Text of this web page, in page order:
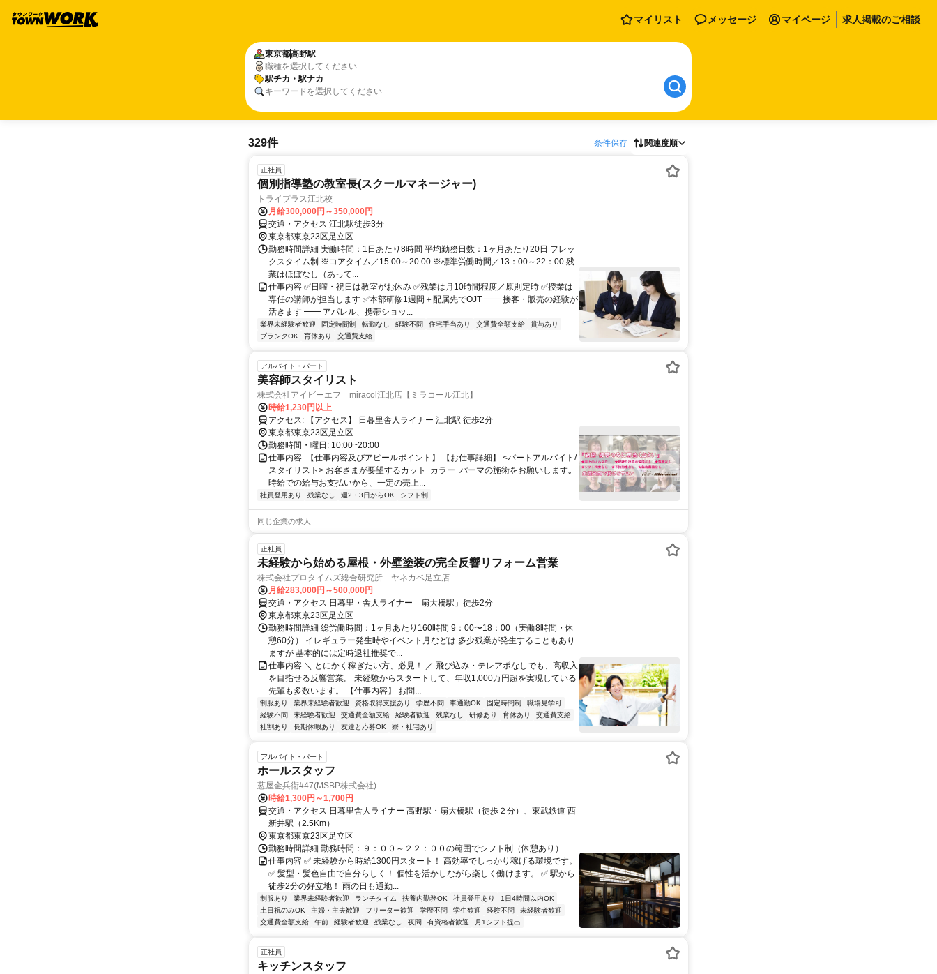
マイリスト メッセージ マイページ 求人掲載のご相談
東京都高野駅
職種を選択してください
駅チカ・駅ナカ
キーワードを選択してください
329件 条件保存 関連度順
正社員
個別指導塾の教室長(スクールマネージャー)
トライプラス江北校
月給300,000円～350,000円
交通・アクセス 江北駅徒歩3分
東京都東京23区足立区
勤務時間詳細 実働時間：1日あたり8時間 平均勤務日数：1ヶ月あたり20日 フレッ
クスタイム制 ※コアタイム／15:00～20:00 ※標準労働時間／13：00～22：00 残
業はほぼなし（あって...
仕事内容 ✅日曜・祝日は教室がお休み ✅残業は月10時間程度／原則定時 ✅授業は
専任の講師が担当します ✅本部研修1週間＋配属先でOJT ━━ 接客・販売の経験が
活きます ━━ アパレル、携帯ショッ...
業界未経験者歓迎 固定時間制 転勤なし 経験不問 住宅手当あり 交通費全額支給
賞与あり
ブランクOK
育休あり 交通費支給
アルバイト・パート
美容師スタイリスト
株式会社アイビーエフ miracol江北店【ミラコール江北】
時給1,230円以上
アクセス: 【アクセス】 日暮里舎人ライナー 江北駅 徒歩2分
東京都東京23区足立区
勤務時間・曜日: 10:00~20:00
仕事内容: 【仕事内容及びアピールポイント】 【お仕事詳細】 <パートアルバイト/
スタイリスト> お客さまが要望するカット･カラー･パーマの施術をお願いします｡
時給での給与お支払いから、一定の売上...
社員登用あり 残業なし 週2・3日からOK シフト制
同じ企業の求人
正社員
未経験から始める屋根・外壁塗装の完全反響リフォーム営業
株式会社プロタイムズ総合研究所 ヤネカベ足立店
月給283,000円～500,000円
交通・アクセス 日暮里・舎人ライナー「扇大橋駅」徒歩2分
東京都東京23区足立区
勤務時間詳細 総労働時間：1ヶ月あたり160時間 9：00〜18：00（実働8時間・休
憩60分） イレギュラー発生時やイベント月などは 多少残業が発生することもあり
ますが 基本的には定時退社推奨で...
仕事内容 ＼ とにかく稼ぎたい方、必見！ ／ 飛び込み・テレアポなしでも、高収入
を目指せる反響営業。 未経験からスタートして、年収1,000万円超を実現している
先輩も多数います。 【仕事内容】 お問...
制服あり 業界未経験者歓迎 資格取得支援あり 学歴不問 車通勤OK 固定時間制
職場見学可
経験不問
未経験者歓迎 交通費全額支給 経験者歓迎 残業なし 研修あり 育休あり
交通費支給
社割あり
長期休暇あり 友達と応募OK 寮・社宅あり
アルバイト・パート
ホールスタッフ
葱屋金兵衛#47(MSBP株式会社)
時給1,300円～1,700円
交通・アクセス 日暮里舎人ライナー 高野駅・扇大橋駅（徒歩２分）、東武鉄道 西
新井駅（2.5Km）
東京都東京23区足立区
勤務時間詳細 勤務時間：９：００～２２：００の範囲でシフト制（休憩あり）
仕事内容 ✅ 未経験から時給1300円スタート！ 高効率でしっかり稼げる環境です。
✅ 髪型・髪色自由で自分らしく！ 個性を活かしながら楽しく働けます。 ✅ 駅から
徒歩2分の好立地！ 雨の日も通勤...
制服あり 業界未経験者歓迎 ランチタイム 扶養内勤務OK 社員登用あり
1日4時間以内OK
土日祝のみOK
主婦・主夫歓迎 フリーター歓迎 学歴不問 学生歓迎 経験不問
未経験者歓迎
交通費全額支給
午前 経験者歓迎 残業なし 夜間 有資格者歓迎 月1シフト提出
正社員
キッチンスタッフ